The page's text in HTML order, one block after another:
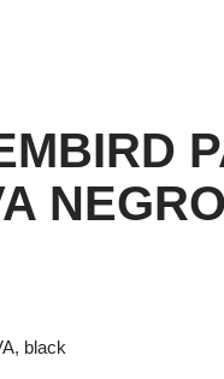
NEGRO
black